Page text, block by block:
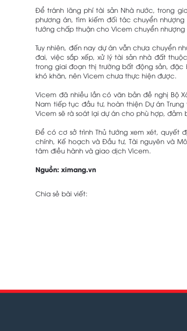
Để tránh lãng phí tài sản Nhà nước, trong
phương án, tìm kiếm đối tác chuyển
tướng chấp thuận cho Vicem chuyển nhượng
Tuy nhiên, đến nay dự án vẫn chưa chuyển
đai, việc sắp xếp, xử lý tài sản nhà đất
trong giai đoạn thị trường bất động sản,
khó khăn, nên Vicem chưa thực hiện được.
Vicem đã nhiều lần có văn bản đề nghị Bộ
Nam tiếp tục đầu tư, hoàn thiện Dự án
Vicem sẽ rà soát lại dự án cho phù hợp,
Để có cơ sở trình Thủ tướng xem xét, quyết
chính, Kế hoạch và Đầu tư, Tài nguyên và
tâm điều hành và giao dịch Vicem.
Nguồn: ximang.vn
Chia sẻ bài viết: